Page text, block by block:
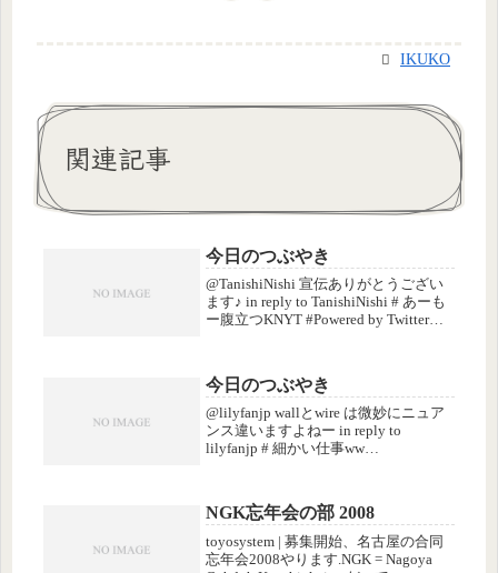
IKUKO
関連記事
今日のつぶやき
@TanishiNishi 宣伝ありがとうござい
ます♪ in reply to TanishiNishi # あーも
ー腹立つKNYT #Powered by Twitter
今日のつぶやき
@lilyfanjp wallとwire は微妙にニュア
ンス違いますよねー in reply to
lilyfanjp # 細かい仕事ww
NGK忘年会の部 2008
toyosystem | 募集開始、名古屋の合同
忘年会2008やります.NGK = Nagoya